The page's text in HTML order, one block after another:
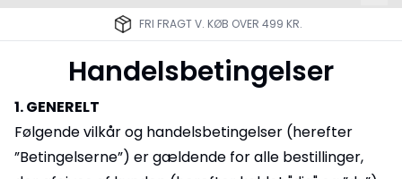
LEVERING 2-3 HVERDAGE
Handelsbetingelser
1. GENERELT
Følgende vilkår og handelsbetingelser (herefter
”Betingelserne”) er gældende for alle bestillinger,